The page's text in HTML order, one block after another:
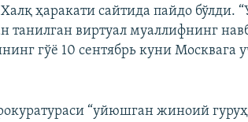
ҳаракати сайтида пайдо бўлди.
танилган виртуал муаллифнинг
гўë 10 сентябрь куни Москвага
“уйюшган жиноий